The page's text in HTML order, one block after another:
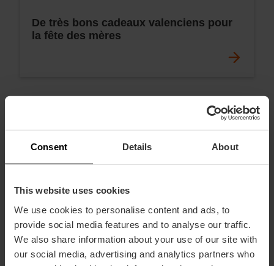
Consent Details About
This website uses cookies
We use cookies to personalise content and ads, to
provide social media features and to analyse our traffic.
We also share information about your use of our site with
our social media, advertising and analytics partners who
De très bons cadeaux valenciens pour
la fête des mères